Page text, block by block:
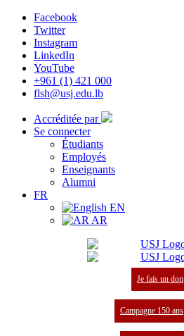
Facebook
Twitter
Instagram
LinkedIn
YouTube
+961 (1) 421 000
flsh@usj.edu.lb
Accréditée par
Se connecter
Étudiants
Employés
Enseignants
Alumni
FR
EN
AR
Je fais un don
Campagne 150 ans